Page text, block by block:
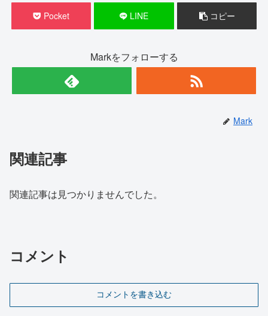
Pocket LINE コピー
Markをフォローする
Mark
関連記事
関連記事は見つかりませんでした。
コメント
コメントを書き込む